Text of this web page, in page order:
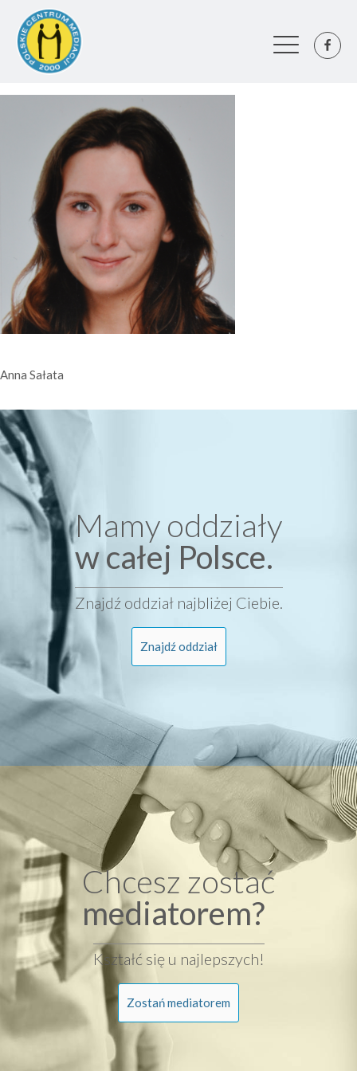
Anna Sałata
Mamy oddziały
w całej Polsce.
Znajdź oddział najbliżej Ciebie.
Znajdź oddział
Chcesz zostać
mediatorem?
Kształć się u najlepszych!
Zostań mediatorem